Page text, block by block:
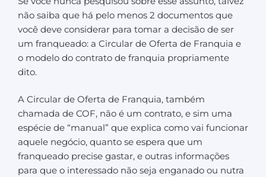
não saiba que há pelo menos 2 documentos que
você deve considerar para tomar a decisão de ser
um franqueado: a Circular de Oferta de Franquia e
o modelo do contrato de franquia propriamente
dito.
A Circular de Oferta de Franquia, também
chamada de COF, não é um contrato, e sim uma
espécie de “manual” que explica como vai funcionar
aquele negócio, quanto se espera que um
franqueado precise gastar, e outras informações
para que o interessado não seja enganado ou nutra